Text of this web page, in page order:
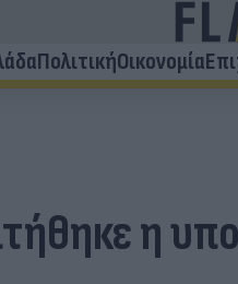
ΠολιτικήΟικονομία
η